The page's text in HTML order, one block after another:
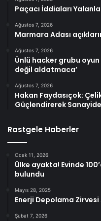
Paçacı İddiaları
Ağustos 7, 2026
Marmara Adası
Ağustos 7, 2026
Ünlü hacker grubu
değil aldatmaca’
Ağustos 7, 2026
Hakan Faydasıçok:
Güçlendirerek
Rastgele Haberler
Ocak 11, 2026
Ülke ayakta! Evinde
bulundu
Mayıs 28, 2025
Enerji Depolama Zirvesi
Şubat 7, 2026